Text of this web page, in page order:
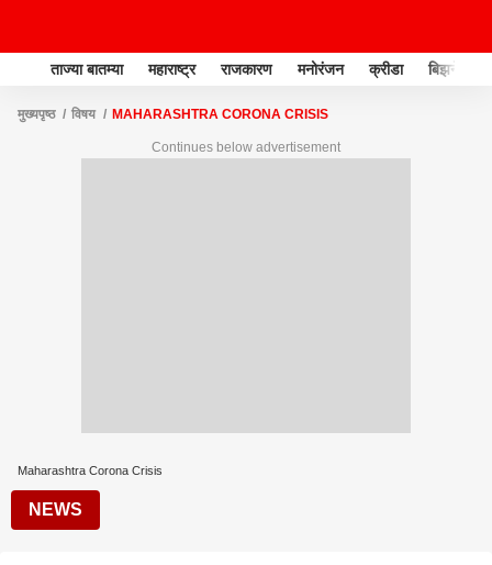
ताज्या बातम्या महाराष्ट्र राजकारण मनोरंजन क्रीडा बिझनेस
मुख्यपृष्ठ विषय MAHARASHTRA CORONA CRISIS
Continues below advertisement
Maharashtra Corona Crisis
NEWS